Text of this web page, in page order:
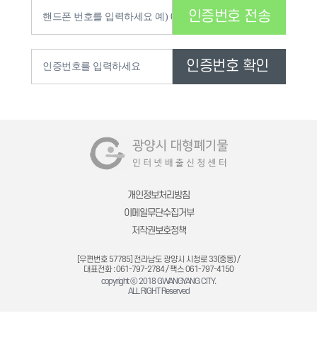
개인정보처리방침
이메일무단수집거부
저작권보호정책
[우편번호 57785] 전라남도 광양시 시청로 33(중동) /
대표전화 : 061-797-2784 / 팩스 061-797-4150
copyright ⓒ 2018 GWANGYANG CITY.
ALL RIGHT Reserved